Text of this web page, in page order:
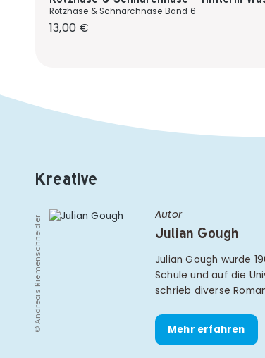
Rotzhase & Schnarchnase Band 6
Regulärer Preis:
13,00 €
Kreative
© Andreas Riemenschneider
Autor
Julian Gough
Julian Gough wurde
Schule und auf die
schrieb diverse
Mehr erfahren